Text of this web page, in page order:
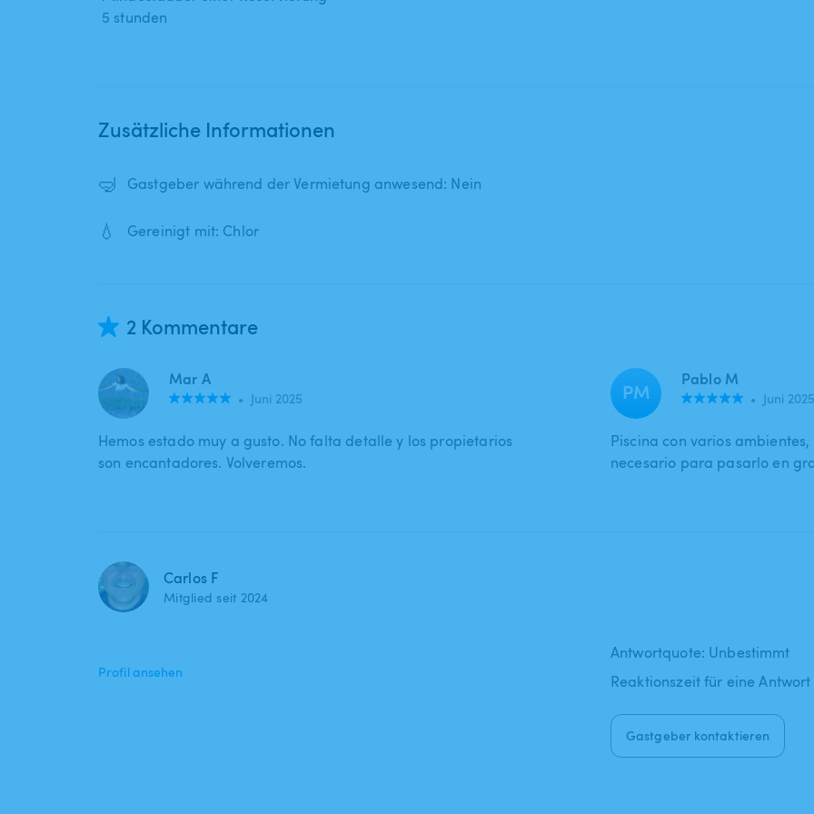
5 stunden
Zusätzliche Informationen
🤿 Gastgeber während der Vermietung anwesend: Nein
💧 Gereinigt mit: Chlor
2 Kommentare
Mar A
• Juni 2025
Hemos estado muy a gusto. No falta detalle y los propietarios
son encantadores. Volveremos.
PM Pablo M
• Juni
Piscina con varios
necesario para pasarlo en
Carlos F
Mitglied seit 2024
Profil ansehen
Antwortquote: Unbestimmt
Reaktionszeit für eine
Gastgeber kontaktieren